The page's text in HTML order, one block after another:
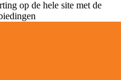
op de hele site met de